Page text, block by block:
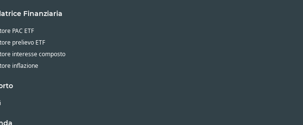
Finanziaria
PAC ETF
prelievo ETF
interesse composto
inflazione